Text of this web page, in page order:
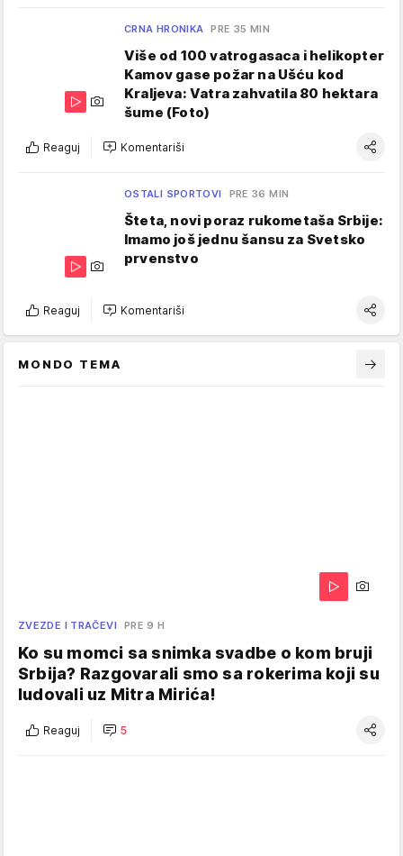
CRNA HRONIKA PRE 35 MIN
Više od 100 vatrogasaca i helikopter
Kamov gase požar na Ušću kod
Kraljeva: Vatra zahvatila 80 hektara
šume (Foto)
Reaguj Komentariši
OSTALI SPORTOVI PRE 36 MIN
Šteta, novi poraz rukometaša Srbije:
Imamo još jednu šansu za Svetsko
prvenstvo
Reaguj Komentariši
MONDO TEMA
ZVEZDE I TRAČEVI PRE 9 H
Ko su momci sa snimka svadbe o kom bruji
Srbija? Razgovarali smo sa rokerima koji su
ludovali uz Mitra Mirića!
Reaguj 5